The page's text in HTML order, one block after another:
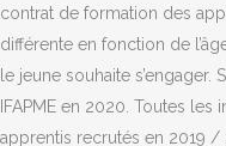
contrat de formation des
différente en fonction de
le jeune souhaite s’engager.
IFAPME en 2020. Toutes
apprentis recrutés en 2019